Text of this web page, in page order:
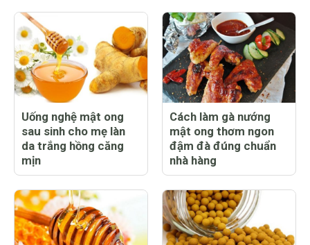
Uống nghệ mật ong
sau sinh cho mẹ làn
da trắng hồng căng
mịn
Cách làm gà nướng
mật ong thơm ngon
đậm đà đúng chuẩn
nhà hàng